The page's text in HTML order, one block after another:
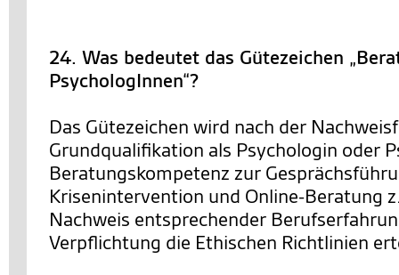
24. Was bedeutet das Gütezeichen
PsychologInnen“?
Das Gütezeichen wird nach der
Grundqualifikation als Psychologin oder
Beratungskompetenz zur
Krisenintervention und Online-Beratung
Nachweis entsprechender
Verpflichtung die Ethischen Richtlinien